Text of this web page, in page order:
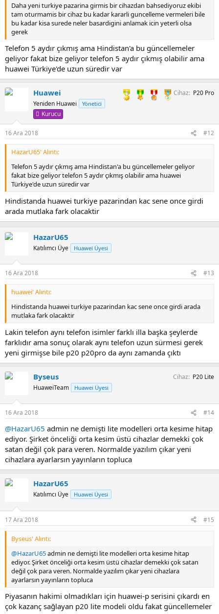
Daha yeni turkiye pazarina girmis bir cihazdan bahsediyoruz ekibi
tam oturmamis bir cihaz bu kadar kararli guncelleme vermeleri bile
bu kadar kisa surede neler basardigini anlamak icin yeterli olsa
gerek
Telefon 5 aydır çıkmış ama Hindistan'a bu güncellemeler
geliyor fakat bize geliyor telefon 5 aydır çıkmış olabilir ama
huawei Türkiye'de uzun süredir var
Huawei
Yeniden Huawei Yönetici
Kurucu
Cihaz P20 Pro
16 Ara 2018 #12
HazarU65' Alıntı:
Telefon 5 aydır çıkmış ama Hindistan'a bu güncellemeler geliyor
fakat bize geliyor telefon 5 aydır çıkmış olabilir ama huawei
Türkiye'de uzun süredir var
Hindistanda huawei turkiye pazarindan kac sene once girdi
arada mutlaka fark olacaktir
HazarU65
Katılımcı Üye Huawei Üyesi
16 Ara 2018 #13
huawei' Alıntı:
Hindistanda huawei turkiye pazarindan kac sene once girdi arada
mutlaka fark olacaktir
Lakin telefon aynı telefon isimler farklı illa başka şeylerde
farklıdır ama sonuç olarak aynı telefon uzun sürmesi gerek
yeni girmişse bile p20 p20pro da aynı zamanda çıktı
Byseus
HuaweiTeam Huawei Üyesi
Cihaz P20 Lite
16 Ara 2018 #14
@HazarU65 admin ne demişti lite modelleri orta kesime hitap
ediyor. Şirket önceliği orta kesim üstü cihazlar demekki çok
satan değil çok para veren. Normalde yazılım çıkar yeni
cihazlara ayarlarsın yayınların topluca
HazarU65
Katılımcı Üye Huawei Üyesi
17 Ara 2018 #15
Byseus' Alıntı:
@HazarU65admin ne demişti lite modelleri orta kesime hitap
ediyor. Şirket önceliği orta kesim üstü cihazlar demekki çok satan
değil çok para veren. Normalde yazılım çıkar yeni cihazlara
ayarlarsın yayınların topluca
Piyasanın hakimi olmadıkları için huawei-p serisini çıkardı en
çok kazanç sağlayan p20 lite modeli oldu fakat güncellemeler